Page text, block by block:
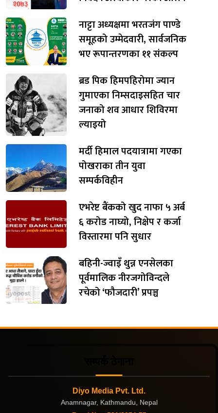
नाट्टा अध्यक्षमा भरतजंग पाण्डे
समूहको उम्मेदवारी, सार्वजनिक
भए रूपान्तरणका ११ संकल्प
ब्रड पिक हिमपहिरोमा ज्यान
गुमाएका निम्सदाइसहित चार
जनाको शव आधार शिविरमा
ल्याइयो
मर्दी हिमाल पदयात्रामा गएका
पोखराका तीन युवा
सम्पर्कविहीन
एभरेष्ट बैंकको खुद नाफा ५ अर्ब
६ करोड नाघ्यो, निक्षेप र कर्जा
विस्तारमा पनि सुधार
बहिनी-ज्वाइँ थुन्न एनसेलका
पूर्वमालिक नीरजगोविन्दले
रचेको ‘फौजदारी’ प्रपञ्च
Diyo Media Pvt. Ltd.
Anamnagar, Kathmandu, Nepal